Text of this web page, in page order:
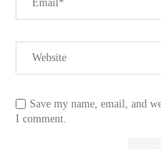
Save my name, email, and
I comment.